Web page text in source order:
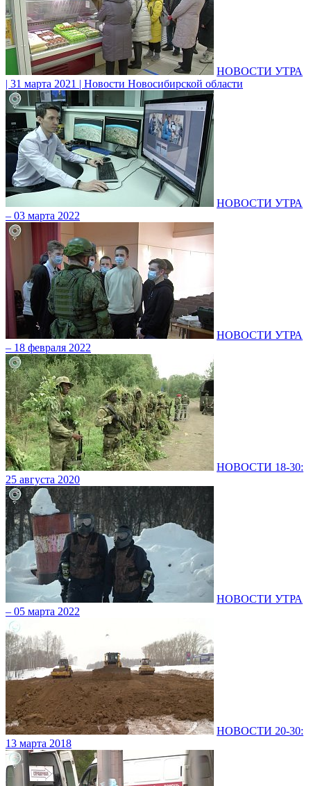
НОВОСТИ УТРА
| 31 марта 2021 | Новости Новосибирской области
НОВОСТИ УТРА
– 03 марта 2022
НОВОСТИ УТРА
– 18 февраля 2022
НОВОСТИ 18-30:
25 августа 2020
НОВОСТИ УТРА
– 05 марта 2022
НОВОСТИ 20-30:
13 марта 2018